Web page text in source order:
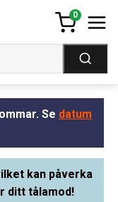
0
Se datum
kan påverka
ditt tålamod!